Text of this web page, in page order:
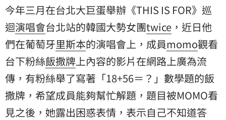
今年三月在台北大巨蛋舉辦《THIS IS FOR》巡
迴演唱會台北站的韓國大勢女團twice ，近日他
們在葡萄牙里斯本的演唱會上，成員momo觀看
台下粉絲飯撒牌上內容的影片在網路上廣為流
傳，有粉絲舉了寫著「18+56＝？」數學題的飯
撒牌，希望成員能夠幫忙解題，題目被MOMO看
見之後，她露出困惑表情，表示自己不知道答